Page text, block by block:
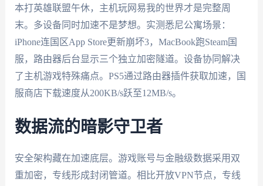
本打英雄联盟午休，主机玩网易我的世界才是完整周
末。多设备同时加速不是梦想。实测悉尼公寓场景：
iPhone连国区App Store更新崩坏3，MacBook跑Steam国
服，路由器后台显示三个独立加密隧道。设备协同解决
了主机游戏特殊痛点。PS5通过路由器插件获取加速，国
服商店下载速度从200KB/s跃至12MB/s。
数据流的暗影守卫者
安全架构藏在加速底层。游戏账号与金融级数据采用双
重加密，专线形成封闭管道。相比开放VPN节点，专线